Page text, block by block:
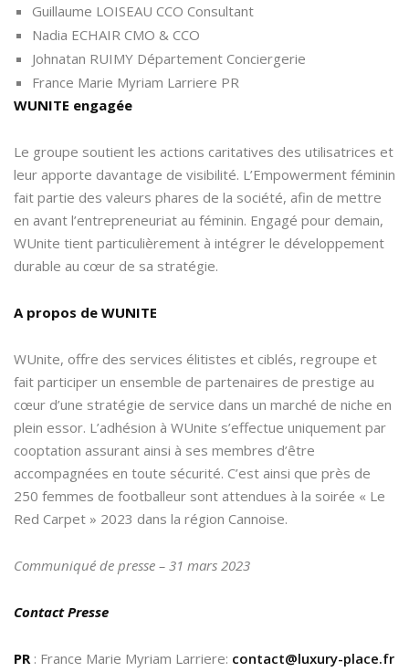
Guillaume LOISEAU CCO Consultant
Nadia ECHAIR CMO & CCO
Johnatan RUIMY Département Conciergerie
France Marie Myriam Larriere PR
WUNITE engagée
Le groupe soutient les actions caritatives des utilisatrices et
leur apporte davantage de visibilité. L’Empowerment féminin
fait partie des valeurs phares de la société, afin de mettre
en avant l’entrepreneuriat au féminin. Engagé pour demain,
WUnite tient particulièrement à intégrer le développement
durable au cœur de sa stratégie.
A propos de WUNITE
WUnite, offre des services élitistes et ciblés, regroupe et
fait participer un ensemble de partenaires de prestige au
cœur d’une stratégie de service dans un marché de niche en
plein essor. L’adhésion à WUnite s’effectue uniquement par
cooptation assurant ainsi à ses membres d’être
accompagnées en toute sécurité. C’est ainsi que près de
250 femmes de footballeur sont attendues à la soirée « Le
Red Carpet » 2023 dans la région Cannoise.
Communiqué de presse – 31 mars 2023
Contact Presse
PR : France Marie Myriam Larriere: contact@luxury-place.fr